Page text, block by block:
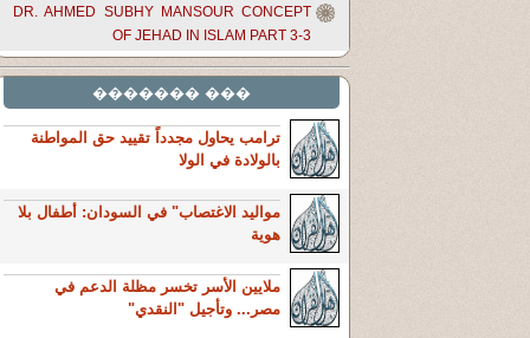
DR. AHMED SUBHY MANSOUR CONCEPT
OF JEHAD IN ISLAM PART 3-3
��� �������
ترامب يحاول مجدداً تقييد حق المواطنة
بالولادة في الولا
مواليد الاغتصاب" في السودان: أطفال بلا
هوية
ملايين الأسر تخسر مظلة الدعم في
مصر... وتأجيل "النقدي"